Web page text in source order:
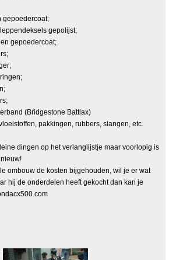
gepoedercoat;
gepolijst;
gepoedercoat;
(Bridgestone Battlax)
pakkingen, rubbers, slangen, etc.
dingen op het verlanglijstje maar voorlopig is
ombouw de kosten bijgehouden, wil je er wat
hij de onderdelen heeft gekocht dan kan je